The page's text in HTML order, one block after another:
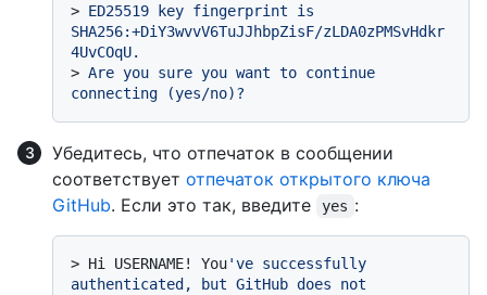
> ED25519 key fingerprint is
SHA256:+DiY3wvvV6TuJJhbpZisF/zLDA0zPMSvHdkr
4UvCOqU.
> Are you sure you want to continue
connecting (yes/no)?
Убедитесь, что отпечаток в сообщении
соответствует отпечаток открытого ключа
GitHub. Если это так, введите yes :
> Hi USERNAME! You've successfully
authenticated, but GitHub does not